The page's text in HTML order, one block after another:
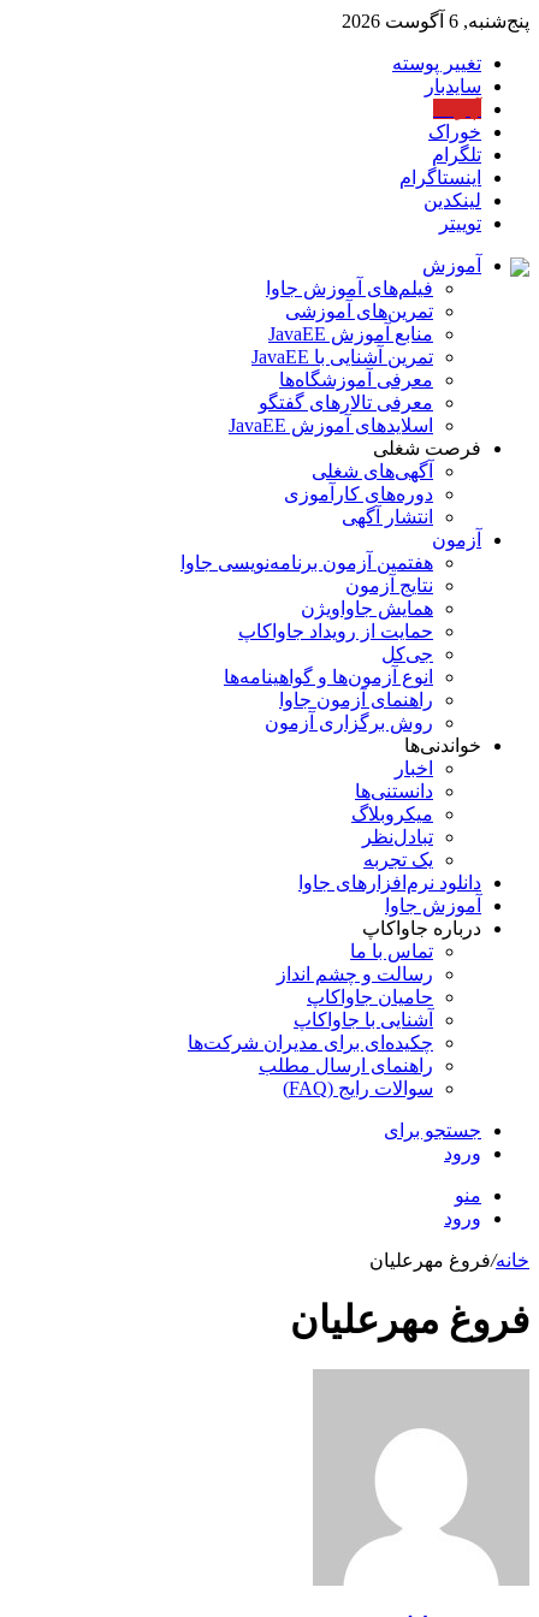
پنج‌شنبه, 6 آگوست 2026
تغییر پوسته
سایدبار
خوراک
تلگرام
اینستاگرام
لینکدین
توییتر
آموزش
فیلم‌های آموزش جاوا
تمرین‌های آموزشی
منابع آموزش JavaEE
تمرین آشنایی با JavaEE
معرفی آموزشگاه‌ها
معرفی تالارهای گفتگو
اسلایدهای آموزش JavaEE
فرصت شغلی
آگهی‌های شغلی
دوره‌های کارآموزی
انتشار آگهی
آزمون
هفتمین آزمون برنامه‌نویسی جاوا
نتایج آزمون
همایش جاواویژن
حمایت از رویداد جاواکاپ
جی‌کل
انوع آزمون‌ها و گواهینامه‌ها
راهنمای آزمون جاوا
روش برگزاری آزمون
خواندنی‌ها
اخبار
دانستنی‌ها
میکروبلاگ
تبادل‌نظر
یک تجربه
دانلود نرم‌افزارهای جاوا
آموزش جاوا
درباره جاواکاپ
تماس با ما
رسالت و چشم انداز
حامیان جاواکاپ
آشنایی با جاواکاپ
چکیده‌ای برای مدیران شرکت‌ها
راهنمای ارسال مطلب
سوالات رایج (FAQ)
جستجو برای
ورود
منو
ورود
خانه/فروغ مهرعلیان
فروغ مهرعلیان